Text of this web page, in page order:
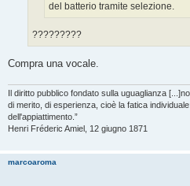
del batterio tramite selezione.
?????????
Compra una vocale.
Il diritto pubblico fondato sulla uguaglianza
di merito, di esperienza, cioè la fatica
dell'appiattimento.”
Henri Fréderic Amiel, 12 giugno 1871
marcoaroma